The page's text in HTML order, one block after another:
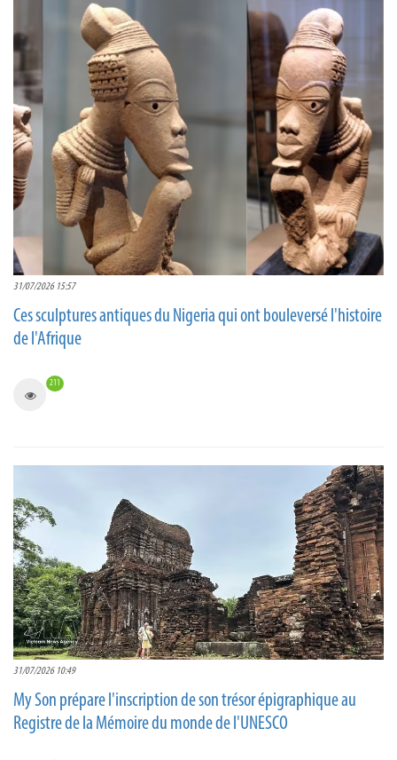
31/07/2026 15:57
Ces sculptures antiques du Nigeria qui ont bouleversé l'histoire
de l'Afrique
211
31/07/2026 10:49
My Son prépare l'inscription de son trésor épigraphique au
Registre de la Mémoire du monde de l'UNESCO